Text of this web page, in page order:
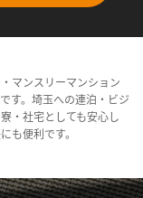
マンスリーマンション
す。埼玉への連泊・ビジ
・社宅としても安心し
も便利です。